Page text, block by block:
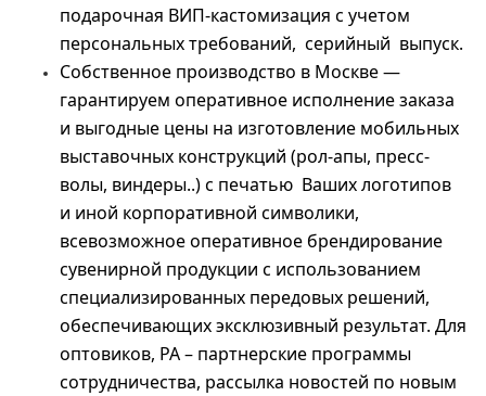
подарочная ВИП-кастомизация с учетом
персональных требований, серийный выпуск.
Собственное производство в Москве —
гарантируем оперативное исполнение заказа
и выгодные цены на изготовление мобильных
выставочных конструкций (рол-апы, пресс-
волы, виндеры..) с печатью Ваших логотипов
и иной корпоративной символики,
всевозможное оперативное брендирование
сувенирной продукции с использованием
специализированных передовых решений,
обеспечивающих эксклюзивный результат. Для
оптовиков, РА – партнерские программы
сотрудничества, рассылка новостей по новым